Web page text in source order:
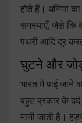
होते हैं। धनिया
समस्याएँ, जैसे कि
पथरी आदि दूर
घुटने और
भारत में पाई जाने
बहुत प्रकार के
मानी जाती है।